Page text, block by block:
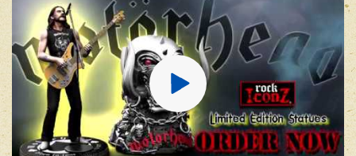
E-mail*
Отзыв*